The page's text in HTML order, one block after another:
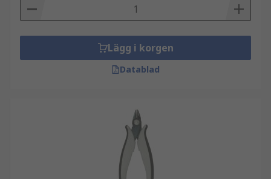
Lägg i korgen
Datablad